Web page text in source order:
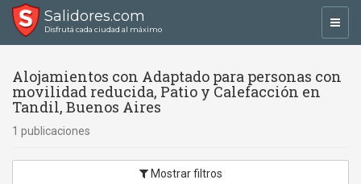
Salidores.com
Disfrutá cada ciudad al máximo
Alojamientos con Adaptado para personas con
movilidad reducida, Patio y Calefacción en
Tandil, Buenos Aires
1 publicaciones
Mostrar filtros